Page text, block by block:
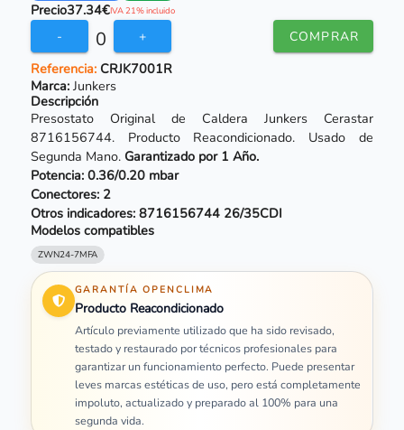
Precio37.34€IVA 21% incluido
- 0 + COMPRAR
Referencia:CRJK7001R
Marca: Junkers
Descripción
Presostato Original de Caldera Junkers Cerastar
8716156744. Producto Reacondicionado. Usado de
Segunda Mano. Garantizado por 1 Año.
Potencia: 0.36/0.20 mbar
Conectores: 2
Otros indicadores: 8716156744 26/35CDI
Modelos compatibles
ZWN24-7MFA
GARANTÍA OPENCLIMA
Producto Reacondicionado
Artículo previamente utilizado que ha sido revisado,
testado y restaurado por técnicos profesionales para
garantizar un funcionamiento perfecto. Puede presentar
leves marcas estéticas de uso, pero está completamente
impoluto, actualizado y preparado al 100% para una
segunda vida.